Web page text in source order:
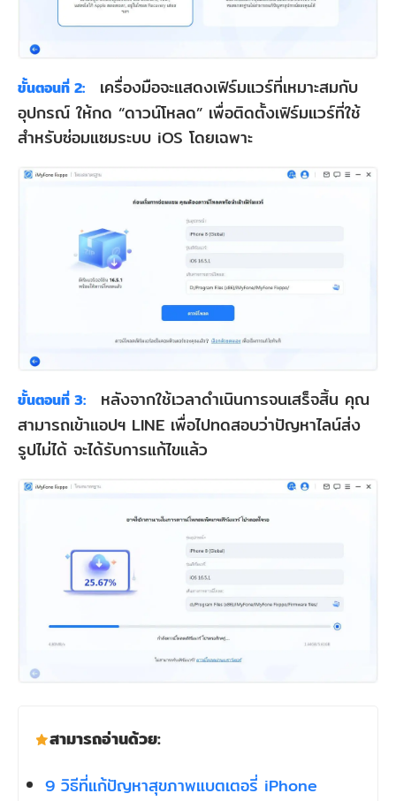
ขั้นตอนที่ 2:
เครื่องมือจะแสดงเฟิร์มแวร์ที่เหมาะสมกับ
อุปกรณ์ ให้กด “ดาวน์โหลด” เพื่อติดตั้งเฟิร์มแวร์ที่ใช้
สำหรับซ่อมแซมระบบ iOS โดยเฉพาะ
ขั้นตอนที่ 3:
หลังจากใช้เวลาดำเนินการจนเสร็จสิ้น คุณ
สามารถเข้าแอปฯ LINE เพื่อไปทดสอบว่าปัญหาไลน์ส่ง
รูปไม่ได้ จะได้รับการแก้ไขแล้ว
สามารถอ่านด้วย:
9 วิธีที่แก้ปัญหาสุขภาพแบตเตอรี่ iPhone